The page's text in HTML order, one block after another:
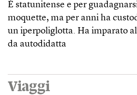
È statunitense e per
moquette, ma per anni ha
un iperpoliglotta. Ha imparato
da autodidatta
Viaggi